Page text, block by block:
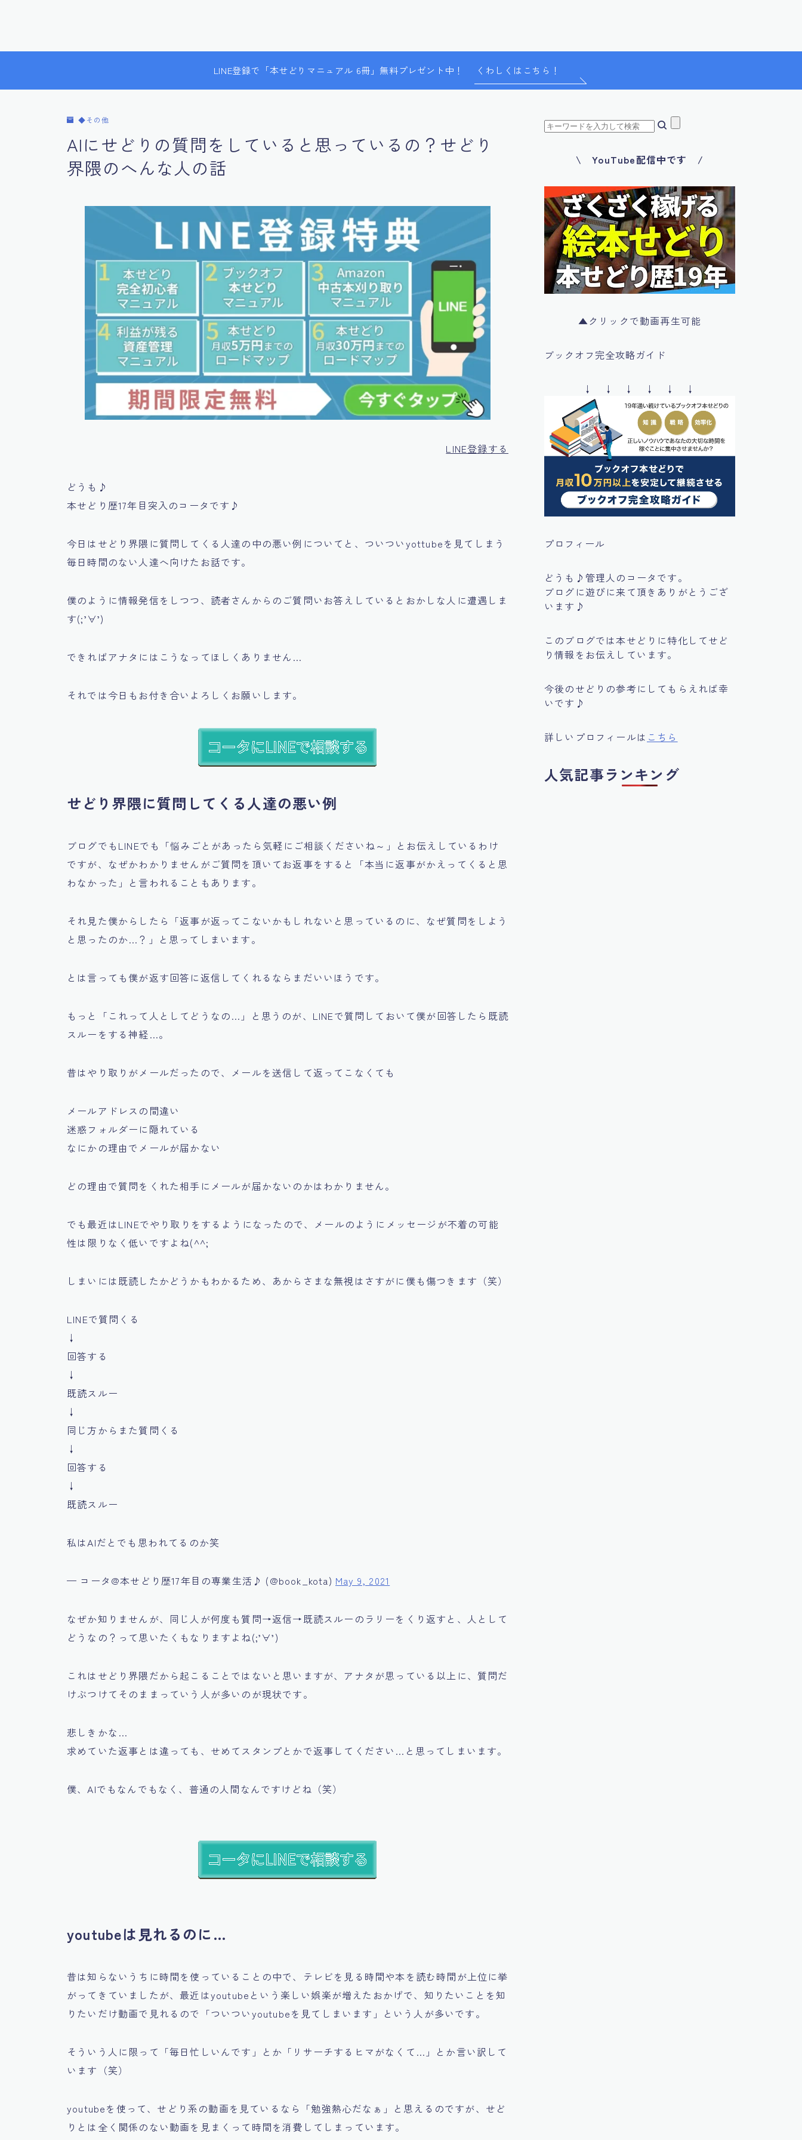
LINE登録で「本せどりマニュアル 6冊」無料プレゼント中！ くわしくはこちら！
◆その他
AIにせどりの質問をしていると思っているの？せどり
界隈のへんな人の話
LINE登録する
どうも♪
本せどり歴17年目突入のコータです♪
今日は せどり界隈に質問してくる人達の中の悪い例 についてと、 ついついyottubeを見てしまう
毎日時間のない人達へ向けたお話です。
僕のように情報発信をしつつ、読者さんからのご質問いお答えしているとおかしな人に遭遇しま
す(;’∀’)
できればアナタにはこうなってほしくありません…
それでは今日もお付き合いよろしくお願いします。
せどり界隈に質問してくる人達の悪い例
ブログでもLINEでも 「悩みごとがあったら気軽にご相談くださいね～」 とお伝えしているわけ
ですが、なぜかわかりませんがご質問を頂いてお返事をすると
「本当に返事がかえってくると思
わなかった」 と言われることもあります。
それ見た僕からしたら 「返事が返ってこないかもしれないと思っているのに、なぜ質問をしよう
と思ったのか…？」 と思ってしまいます。
とは言っても僕が返す回答に返信してくれるならまだいいほうです。
もっと 「これって人としてどうなの…」 と思うのが、 LINEで質問しておいて僕が回答したら既読
スルーをする神経…。
昔はやり取りがメールだったので、メールを送信して返ってこなくても
メールアドレスの間違い
迷惑フォルダーに隠れている
なにかの理由でメールが届かない
どの理由で質問をくれた相手にメールが届かないのかはわかりません。
でも最近はLINEでやり取りをするようになったので、メールのようにメッセージが不着の可能
性は限りなく低いですよね(^^;
しまいには既読したかどうかもわかるため、あからさまな無視はさすがに僕も傷つきます（笑）
LINEで質問くる
↓
回答する
↓
既読スルー
↓
同じ方からまた質問くる
↓
回答する
↓
既読スルー
私はAIだとでも思われてるのか笑
— コータ@本せどり歴17年目の専業生活♪ (@book_kota) May 9, 2021
なぜか知りませんが、同じ人が何度も質問→返信→既読スルーのラリーをくり返すと、人として
どうなの？って思いたくもなりますよね(;’∀’)
これはせどり界隈だから起こることではないと思いますが、アナタが思っている以上に、質問だ
けぶつけてそのままっていう人が多いのが現状です。
悲しきかな…
求めていた返事とは違っても、せめてスタンプとかで返事してください…と思ってしまいます。
僕、AIでもなんでもなく、普通の人間なんですけどね（笑）
youtubeは見れるのに…
昔は知らないうちに時間を使っていることの中で、テレビを見る時間や本を読む時間が上位に挙
がってきていましたが、最近はyoutubeという楽しい娯楽が増えたおかげで、知りたいことを知
りたいだけ動画で見れるので 「ついついyoutubeを見てしまいます」 という人が多いです。
そういう人に限って 「毎日忙しいんです」 とか 「リサーチするヒマがなくて…」 とか言い訳して
います（笑）
youtubeを使って、せどり系の動画を見ているなら 「勉強熱心だなぁ」 と思えるのですが、せど
りとは全く関係のない動画を見まくって時間を消費してしまっています。
\ YouTube配信中です /
▲クリックで動画再生可能
ブックオフ完全攻略ガイド
↓ ↓ ↓ ↓ ↓ ↓
プロフィール
どうも♪管理人のコータです。
ブログに遊びに来て頂きありがとうござ
います♪
このブログでは本せどりに特化してせど
り情報をお伝えしています。
今後のせどりの参考にしてもらえれば幸
いです♪
詳しいプロフィールは こちら
人気記事ランキング